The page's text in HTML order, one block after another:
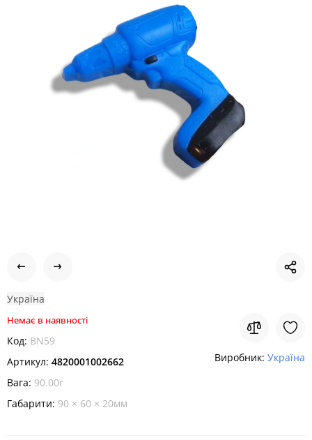
Україна
Немає в наявності
Код: BN59
Артикул: 4820001002662
Вага: 90.00г
Габарити: 90 × 60 × 20мм
Виробник: Україна